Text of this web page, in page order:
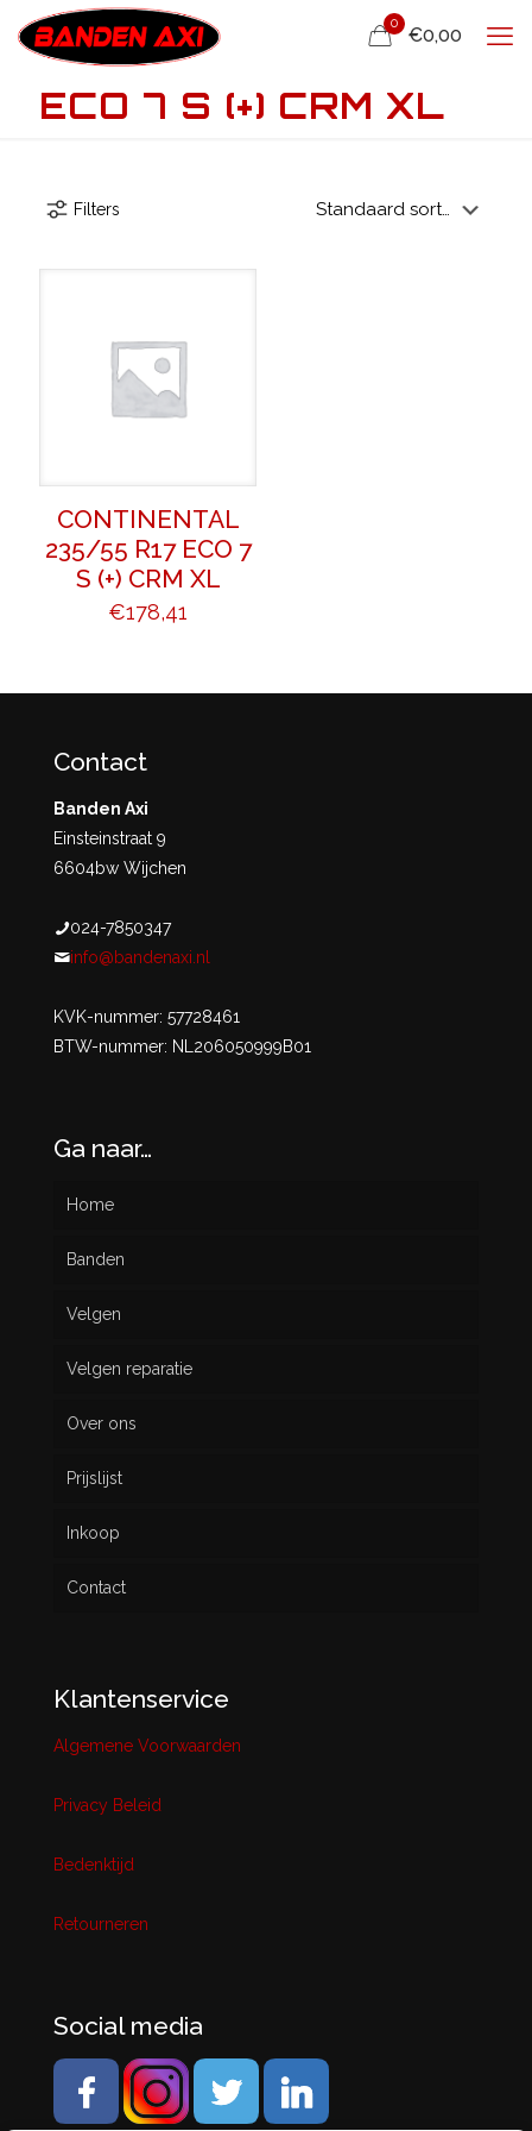
0
€0,00
ECO 7 S (+) CRM XL
Filters
CONTINENTAL
235/55 R17 ECO 7
S (+) CRM XL
€178,41
Contact
Banden Axi
Einsteinstraat 9
6604bw Wijchen
024-7850347
info@bandenaxi.nl
KVK-nummer: 57728461
BTW-nummer: NL206050999B01
Ga naar…
Home
Banden
Nieuw
Gebruikt
Velgen
Velgen reparatie
Over ons
Prijslijst
Inkoop
Contact
Klantenservice
Algemene Voorwaarden
Privacy Beleid
Bedenktijd
Retourneren
Social media